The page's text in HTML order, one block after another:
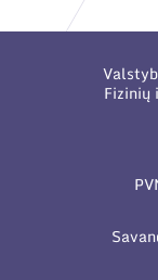
Fizinių